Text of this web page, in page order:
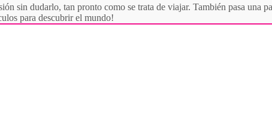
sin dudarlo, tan pronto como se trata de viajar. También pasa una
para descubrir el mundo!